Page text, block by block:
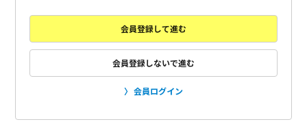
会員登録して進む
会員登録しないで進む
会員ログイン